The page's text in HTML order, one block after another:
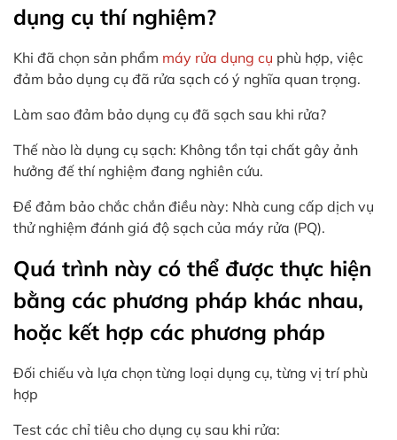
dụng cụ thí nghiệm?
Khi đã chọn sản phẩm máy rửa dụng cụ phù hợp, việc
đảm bảo dụng cụ đã rửa sạch có ý nghĩa quan trọng.
Làm sao đảm bảo dụng cụ đã sạch sau khi rửa?
Thế nào là dụng cụ sạch: Không tồn tại chất gây ảnh
hưởng đế thí nghiệm đang nghiên cứu.
Để đảm bảo chắc chắn điều này: Nhà cung cấp dịch vụ
thử nghiệm đánh giá độ sạch của máy rửa (PQ).
Quá trình này có thể được thực hiện
bằng các phương pháp khác nhau,
hoặc kết hợp các phương pháp
Đối chiếu và lựa chọn từng loại dụng cụ, từng vị trí phù
hợp
Test các chỉ tiêu cho dụng cụ sau khi rửa: